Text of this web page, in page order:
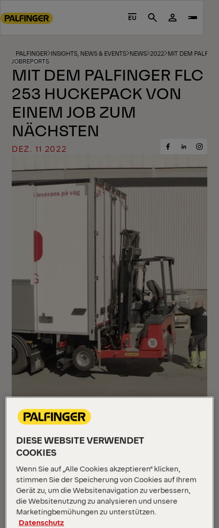
to
footer
content
EU Search
PALFINGER INSIGHTS, NEWS & EVENTS NEWS 2022 MIT DEM
JOBREPORTS
MIT DEM PALFINGER FLC
253 HUCKEPACK VON
EINEM JOB ZUM
NÄCHSTEN
DEZ. 11 2022
Share
Facebook
ShareShare
Er ist kraftvoll, wendig und vielseitig – der
PALFINGER Mitnahmestapler FLC 253. Was er alles
kann, beweist er bei seinen Einsätzen in Schweden.
Keine Baustelle ist ihm zu klein, zu eng oder zu
unwegsam. Schnell einsatzbereit, erledigt er seine
Aufträge im Handumdrehen.
DIESE WEBSITE VERWENDET
COOKIES
Wenn Sie auf „Alle Cookies akzeptieren“ klicken,
stimmen Sie der Speicherung von Cookies auf Ihrem
Gerät zu, um die Websitenavigation zu verbessern,
die Websitenutzung zu analysieren und unsere
Marketingbemühungen zu unterstützen.
Datenschutz